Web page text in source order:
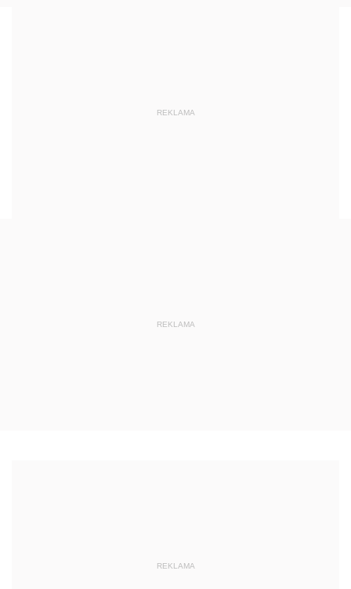
REKLAMA
REKLAMA
REKLAMA